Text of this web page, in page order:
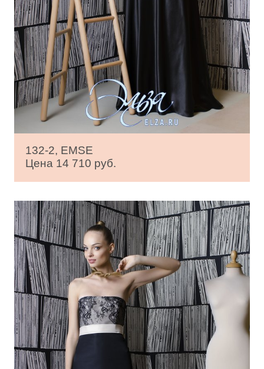
132-2, EMSE
Цена 14 710 руб.